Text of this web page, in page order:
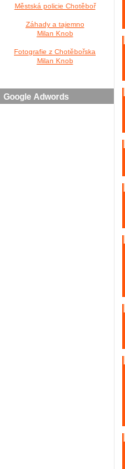
Městská policie Chotěboř
Záhady a tajemno
Milan Knob
Fotografie z Chotěbořska
Milan Knob
Google Adwords